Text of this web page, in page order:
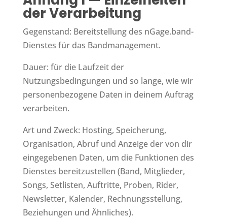
der Verarbeitung
Gegenstand: Bereitstellung des nGage.band-
Dienstes für das Bandmanagement.
Dauer: für die Laufzeit der
Nutzungsbedingungen und so lange, wie wir
personenbezogene Daten in deinem Auftrag
verarbeiten.
Art und Zweck: Hosting, Speicherung,
Organisation, Abruf und Anzeige der von dir
eingegebenen Daten, um die Funktionen des
Dienstes bereitzustellen (Band, Mitglieder,
Songs, Setlisten, Auftritte, Proben, Rider,
Newsletter, Kalender, Rechnungsstellung,
Beziehungen und Ähnliches).